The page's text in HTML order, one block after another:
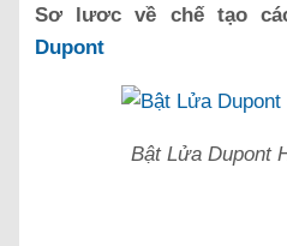
Sơ lươc về chế tạo
Dupont
Bật Lửa Dupont